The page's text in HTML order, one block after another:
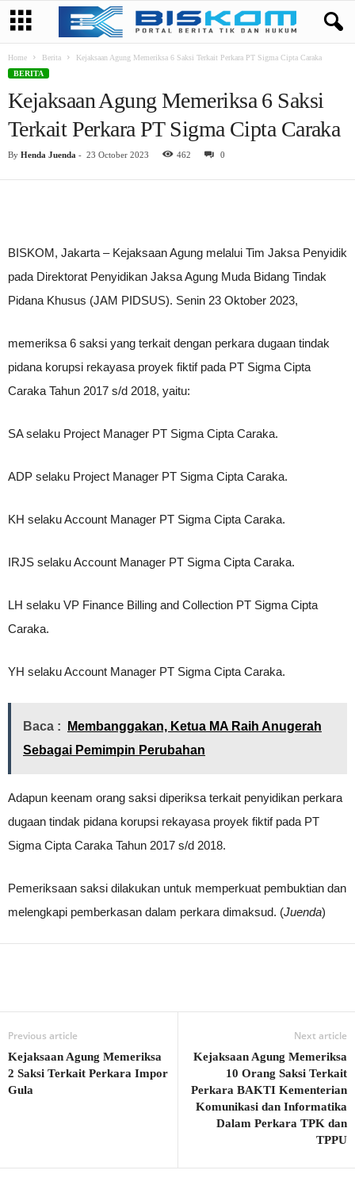
Home Berita
Kejaksaan Agung Memeriksa 6 Saksi Terkait Perkara PT Sigma Cipta Caraka
BERITA
Kejaksaan Agung Memeriksa 6 Saksi
Terkait Perkara PT Sigma Cipta Caraka
By Henda Juenda - 23 October 2023 462 0
BISKOM, Jakarta – Kejaksaan Agung melalui Tim Jaksa Penyidik
pada Direktorat Penyidikan Jaksa Agung Muda Bidang Tindak
Pidana Khusus (JAM PIDSUS). Senin 23 Oktober 2023,
memeriksa 6 saksi yang terkait dengan perkara dugaan tindak
pidana korupsi rekayasa proyek fiktif pada PT Sigma Cipta
Caraka Tahun 2017 s/d 2018, yaitu:
SA selaku Project Manager PT Sigma Cipta Caraka.
ADP selaku Project Manager PT Sigma Cipta Caraka.
KH selaku Account Manager PT Sigma Cipta Caraka.
IRJS selaku Account Manager PT Sigma Cipta Caraka.
LH selaku VP Finance Billing and Collection PT Sigma Cipta
Caraka.
YH selaku Account Manager PT Sigma Cipta Caraka.
Baca :
Membanggakan, Ketua MA Raih Anugerah
Sebagai Pemimpin Perubahan
Adapun keenam orang saksi diperiksa terkait penyidikan perkara
dugaan tindak pidana korupsi rekayasa proyek fiktif pada PT
Sigma Cipta Caraka Tahun 2017 s/d 2018.
Pemeriksaan saksi dilakukan untuk memperkuat pembuktian dan
melengkapi pemberkasan dalam perkara dimaksud. (Juenda)
Previous article
Kejaksaan Agung Memeriksa
2 Saksi Terkait Perkara Impor
Gula
Next article
Kejaksaan Agung Memeriksa
10 Orang Saksi Terkait
Perkara BAKTI Kementerian
Komunikasi dan Informatika
Dalam Perkara TPK dan
TPPU